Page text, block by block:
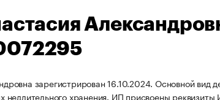
зарегистрирован 16.10.2024. Основной вид
недлительного хранения. ИП присвоены